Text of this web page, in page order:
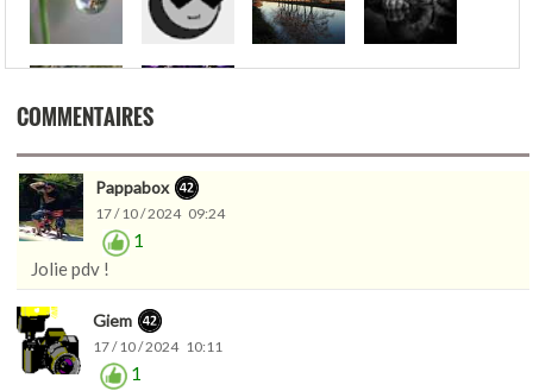
COMMENTAIRES
Pappabox
17 / 10 / 2024 09:24
1
Jolie pdv !
Giem
17 / 10 / 2024 10:11
1